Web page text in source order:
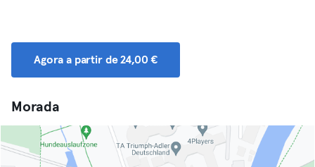
Agora a partir de 24,00 €
Morada